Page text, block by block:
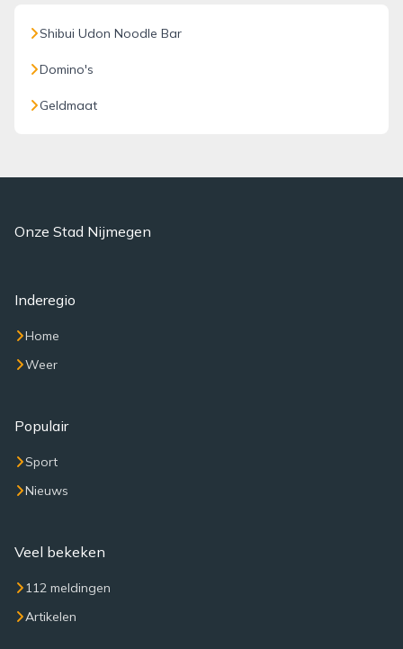
Shibui Udon Noodle Bar
Domino's
Geldmaat
Onze Stad Nijmegen
Inderegio
Home
Weer
Populair
Sport
Nieuws
Veel bekeken
112 meldingen
Artikelen